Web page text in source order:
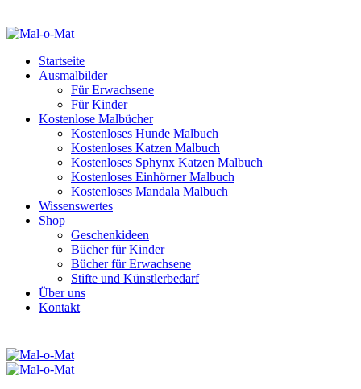
Startseite
Ausmalbilder
Für Erwachsene
Für Kinder
Kostenlose Malbücher
Kostenloses Hunde Malbuch
Kostenloses Katzen Malbuch
Kostenloses Sphynx Katzen Malbuch
Kostenloses Einhörner Malbuch
Kostenloses Mandala Malbuch
Wissenswertes
Shop
Geschenkideen
Bücher für Kinder
Bücher für Erwachsene
Stifte und Künstlerbedarf
Über uns
Kontakt